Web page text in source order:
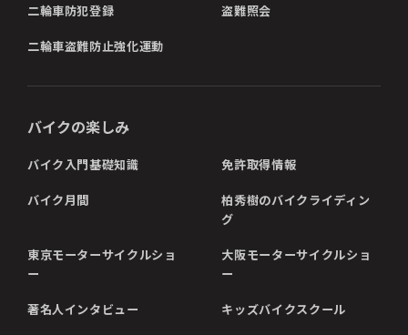
二輪車防犯登録 盗難照会
二輪車盗難防止強化運動
バイクの楽しみ
バイク入門基礎知識 免許取得情報
バイク月間
柏秀樹のバイクライディン
グ
東京モーターサイクルショ
ー
大阪モーターサイクルショ
ー
著名人インタビュー キッズバイクスクール